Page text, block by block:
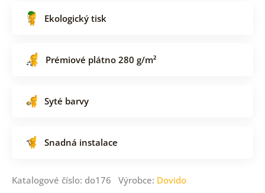
Ekologický tisk
Prémiové plátno 280 g/m²
Syté barvy
Snadná instalace
Katalogové číslo: do176 Výrobce: Dovido